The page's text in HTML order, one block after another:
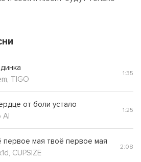
TIGO
1:35
от боли устало
AI
1:25
первое мая твоё первое мая
CUPSIZE
2:08